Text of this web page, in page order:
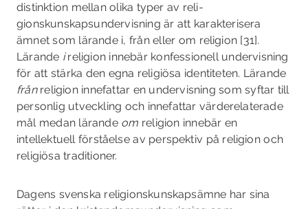
distinktion mellan olika typer av reli­
gionskunskapsundervisning är att karakterisera
ämnet som lärande i, från eller om religion [31].
Lärande ireligion innebär konfessionell undervisning
för att stärka den egna religiösa identiteten. Lärande
från religion innefattar en undervisning som syftar till
personlig utveckling och innefattar värderelaterade
mål medan lärande om religion innebär en
intellektuell förståelse av perspektiv på religion och
religiösa traditioner.
Dagens svenska religionskunskapsämne har sina